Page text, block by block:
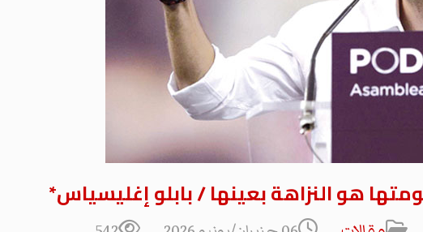
هو النزاهة بعينها / بابلو إغليسياس*